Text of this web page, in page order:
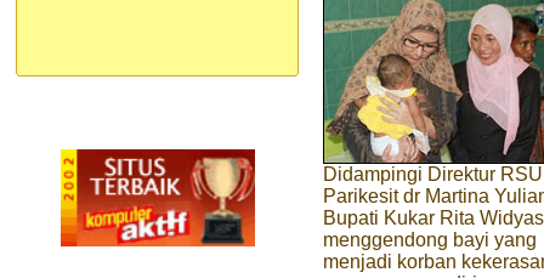
Didampingi Direktur
Parikesit dr Martina
Bupati Kukar Rita
menggendong bayi yang
menjadi korban